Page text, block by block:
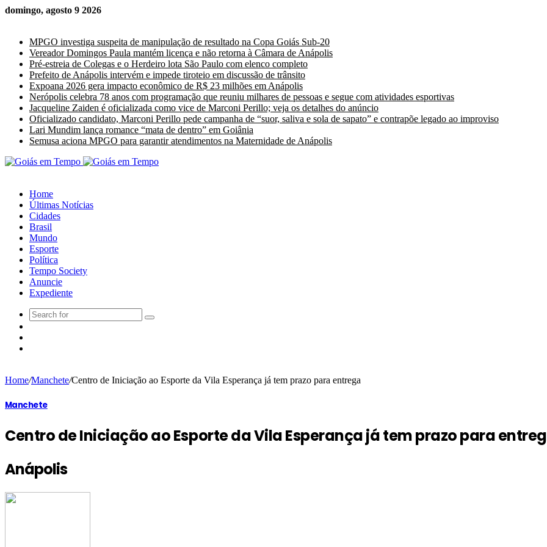
domingo, agosto 9 2026
MPGO investiga suspeita de manipulação de resultado na Copa Goiás Sub-20
Vereador Domingos Paula mantém licença e não retorna à Câmara de Anápolis
Pré-estreia de Colegas e o Herdeiro lota São Paulo com elenco completo
Prefeito de Anápolis intervém e impede tiroteio em discussão de trânsito
Expoana 2026 gera impacto econômico de R$ 23 milhões em Anápolis
Nerópolis celebra 78 anos com programação que reuniu milhares de pessoas e segue com atividades esportivas
Jacqueline Zaiden é oficializada como vice de Marconi Perillo; veja os detalhes do anúncio
Oficializado candidato, Marconi Perillo pede campanha de “suor, saliva e sola de sapato” e contrapõe legado ao improviso
Lari Mundim lança romance “mata de dentro” em Goiânia
Semusa aciona MPGO para garantir atendimentos na Maternidade de Anápolis
Home
Últimas Notícias
Cidades
Brasil
Mundo
Esporte
Política
Tempo Society
Anuncie
Expediente
Home/Manchete/Centro de Iniciação ao Esporte da Vila Esperança já tem prazo para entrega
Manchete
Centro de Iniciação ao Esporte da Vila Esperança já tem prazo para
Anápolis